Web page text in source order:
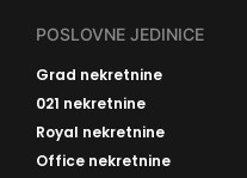
POSLOVNE JEDINICE
Grad nekretnine
021 nekretnine
Royal nekretnine
Office nekretnine